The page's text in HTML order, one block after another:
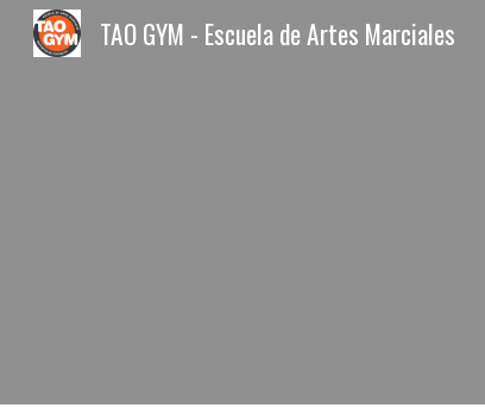
TAO GYM - Escuela de Artes Marciales